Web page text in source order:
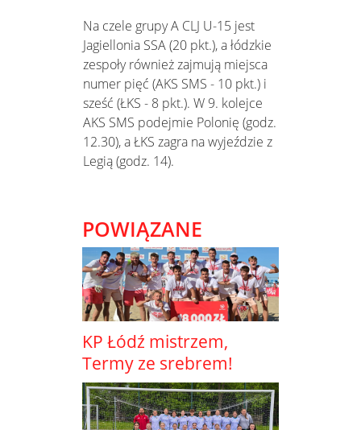
Na czele grupy A CLJ U-15 jest
Jagiellonia SSA (20 pkt.), a łódzkie
zespoły również zajmują miejsca
numer pięć (AKS SMS - 10 pkt.) i
sześć (ŁKS - 8 pkt.). W 9. kolejce
AKS SMS podejmie Polonię (godz.
12.30), a ŁKS zagra na wyjeździe z
Legią (godz. 14).
POWIĄZANE
KP Łódź mistrzem,
Termy ze srebrem!